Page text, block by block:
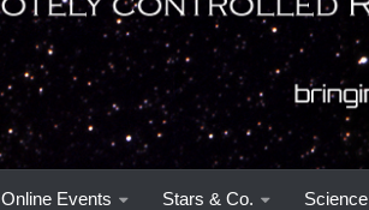
Online Events Stars & Co. Science